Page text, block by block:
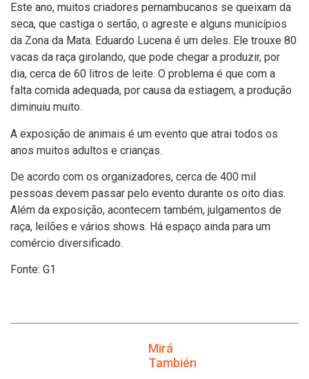
Este ano, muitos criadores pernambucanos se queixam da
seca, que castiga o sertão, o agreste e alguns municí­pios
da Zona da Mata. Eduardo Lucena é um deles. Ele trouxe 80
vacas da raça girolando, que pode chegar a produzir, por
dia, cerca de 60 litros de leite. O problema é que com a
falta comida adequada, por causa da estiagem, a produção
diminuiu muito.
A exposição de animais é um evento que atrai todos os
anos muitos adultos e crianças.
De acordo com os organizadores, cerca de 400 mil
pessoas devem passar pelo evento durante os oito dias.
Além da exposição, acontecem também, julgamentos de
raça, leilões e vários shows. Há espaço ainda para um
comércio diversificado.
Fonte: G1
Mirá
También